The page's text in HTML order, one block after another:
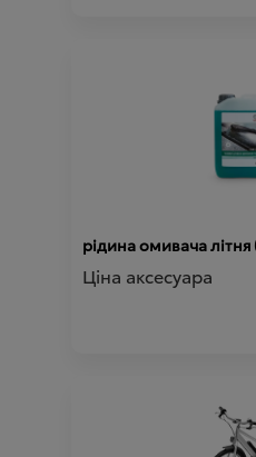
рідина омивача літня
Ціна аксесуара